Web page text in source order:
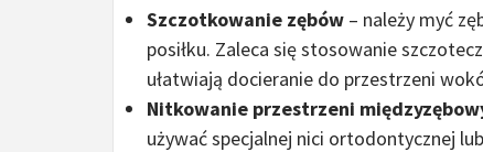
Szczotkowanie zębów – należy myć
posiłku. Zaleca się stosowanie
ułatwiają docieranie do przestrzeni
Nitkowanie przestrzeni
używać specjalnej nici ortodontycznej